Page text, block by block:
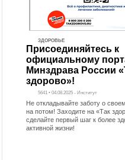
ЗДОРОВЬЕ
Присоединяйтесь к
официальному
Минздрава России
здорово»!
5641 • 04.08.2025 - Институт
Не откладывайте заботу о
на потом! Заходите на «Так
сделайте первый шаг к более
активной жизни!